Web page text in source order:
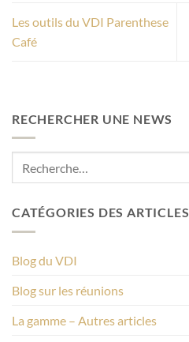
RECHERCHER UNE NEWS
CATÉGORIES DES ARTICLES
Blog du VDI
Blog sur les réunions
La gamme – Autres articles
Les outils du VDI Parenthese
Café